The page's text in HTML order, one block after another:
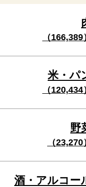
（166,389
米・パ
（120,434
野
（23,270
酒・アルコー